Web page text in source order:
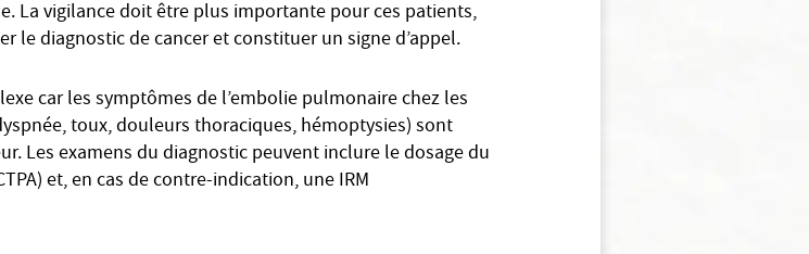
La vigilance doit être plus importante pour ces patients,
le diagnostic de cancer et constituer un signe d’appel.
car les symptômes de l’embolie pulmonaire chez les
toux, douleurs thoraciques, hémoptysies) sont
Les examens du diagnostic peuvent inclure le dosage du
et, en cas de contre-indication, une IRM